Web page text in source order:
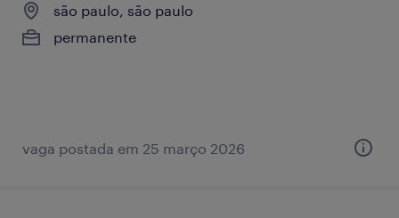
são paulo, são paulo
permanente
vaga postada em 25 março 2026